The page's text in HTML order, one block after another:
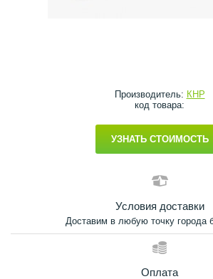
Производитель: КНР
код товара:
УЗНАТЬ СТОИМОСТЬ
Условия доставки
Доставим в любую точку города
Оплата